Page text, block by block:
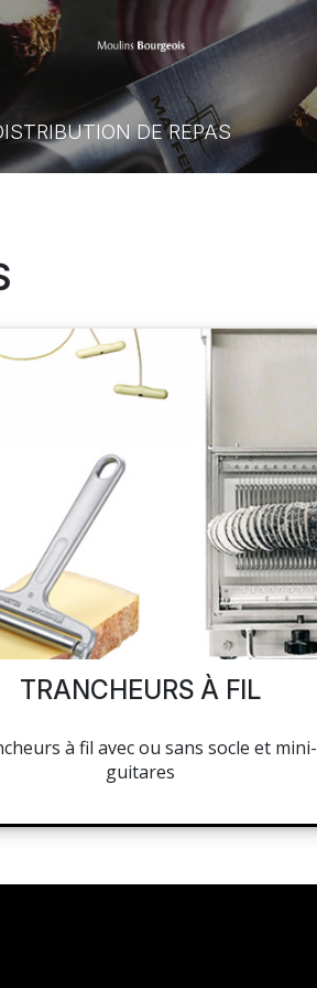
DE REPAS
TRANCHEURS À FIL
à fil avec ou sans socle et mini-
guitares